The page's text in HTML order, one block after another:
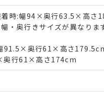
着時:幅94×奥行63.5×高さ
・奥行きサイズが異なりま
91.5×奥行61×高さ
奥行61×高さ174cm